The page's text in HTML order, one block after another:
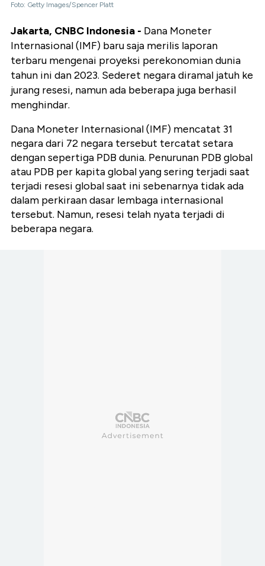
Foto: Getty Images/Spencer Platt
Jakarta, CNBC Indonesia - Dana Moneter
Internasional (IMF) baru saja merilis laporan
terbaru mengenai proyeksi perekonomian dunia
tahun ini dan 2023. Sederet negara diramal jatuh ke
jurang resesi, namun ada beberapa juga berhasil
menghindar.
Dana Moneter Internasional (IMF) mencatat 31
negara dari 72 negara tersebut tercatat setara
dengan sepertiga PDB dunia. Penurunan PDB global
atau PDB per kapita global yang sering terjadi saat
terjadi resesi global saat ini sebenarnya tidak ada
dalam perkiraan dasar lembaga internasional
tersebut. Namun, resesi telah nyata terjadi di
beberapa negara.